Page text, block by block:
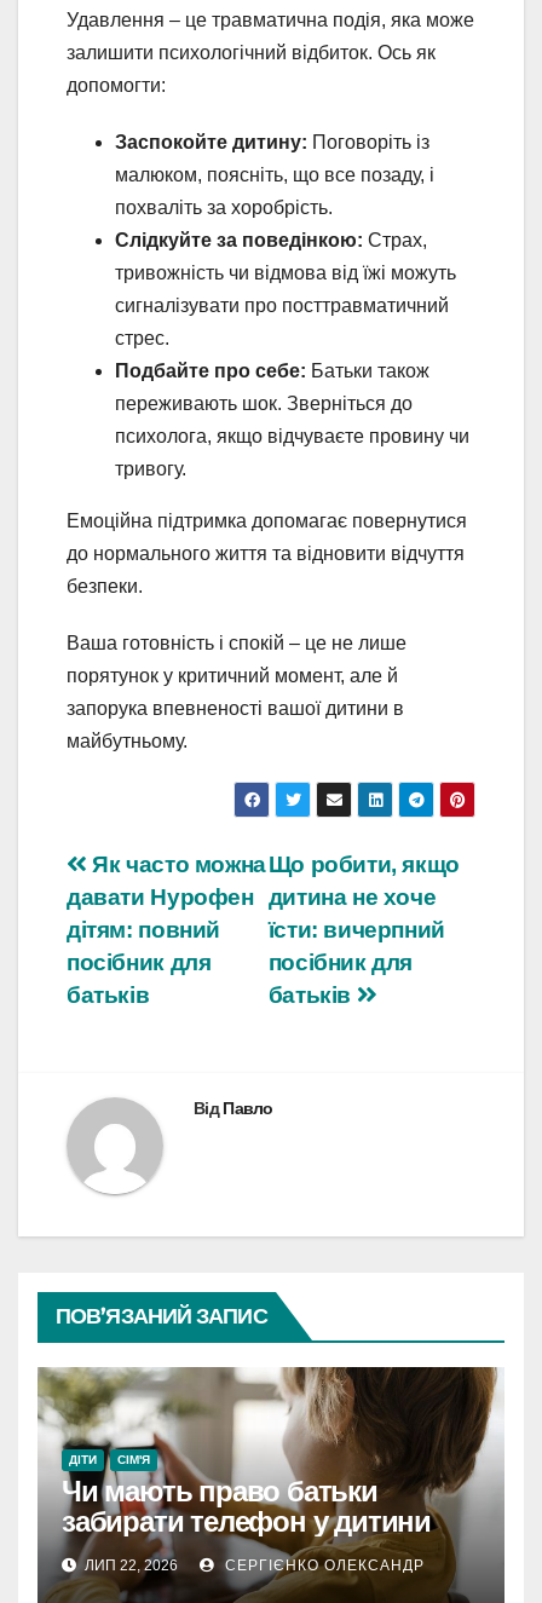
Удавлення – це травматична подія, яка може
залишити психологічний відбиток. Ось як
допомогти:
Заспокойте дитину: Поговоріть із
малюком, поясніть, що все позаду, і
похваліть за хоробрість.
Слідкуйте за поведінкою: Страх,
тривожність чи відмова від їжі можуть
сигналізувати про посттравматичний
стрес.
Подбайте про себе: Батьки також
переживають шок. Зверніться до
психолога, якщо відчуваєте провину чи
тривогу.
Емоційна підтримка допомагає повернутися
до нормального життя та відновити відчуття
безпеки.
Ваша готовність і спокій – це не лише
порятунок у критичний момент, але й
запорука впевненості вашої дитини в
майбутньому.
Навігація
записів
Що робити, якщо
дитина не хоче
їсти: вичерпний
посібник для
батьків
Як часто можна
давати Нурофен
дітям: повний
посібник для
батьків
ВідПавло
ПОВ’ЯЗАНИЙ ЗАПИС
ДІТИ СІМ'Я
Чи мають право батьки
забирати телефон у дитини
ЛИП 22, 2026 СЕРГІЄНКО ОЛЕКСАНДР